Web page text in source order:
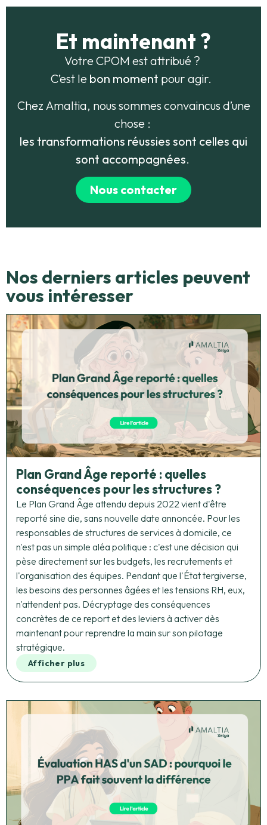
Et maintenant ?
Votre CPOM est attribué ?
C’est le bon moment pour agir.
Chez Amaltia, nous sommes convaincus d’une
chose :
les transformations réussies sont celles qui
sont accompagnées.
Nous contacter
Nos derniers articles peuvent
vous intéresser
Plan Grand Âge reporté : quelles
conséquences pour les structures ?
Le Plan Grand Âge attendu depuis 2022 vient d'être
reporté sine die, sans nouvelle date annoncée. Pour les
responsables de structures de services à domicile, ce
n'est pas un simple aléa politique : c'est une décision qui
pèse directement sur les budgets, les recrutements et
l'organisation des équipes. Pendant que l'État tergiverse,
les besoins des personnes âgées et les tensions RH, eux,
n'attendent pas. Décryptage des conséquences
concrètes de ce report et des leviers à activer dès
maintenant pour reprendre la main sur son pilotage
stratégique.
Afficher plus